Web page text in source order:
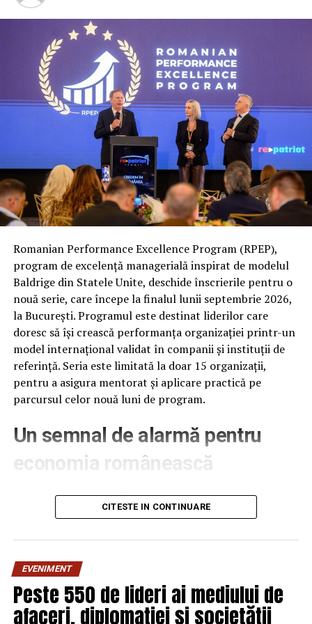
care nu au obţinut rezultatul la care s-au angajat.
ARTICOLE PE ACEIASI TEMA:
URMATORUL
A fost anunţată ora de start a meciului lui Halep din
sferturile de finală
NU RATATI
Congresul PSD pentru alegerea candidatului la
prezidenţiale va avea loc pe 3 august
Romanian Performance Excellence Program (RPEP),
program de excelență managerială inspirat de modelul
Baldrige din Statele Unite, deschide înscrierile pentru o
nouă serie, care începe la finalul lunii septembrie 2026,
la București. Programul este destinat liderilor care
doresc să își crească performanța organizației printr-un
model internațional validat în companii și instituții de
referință. Seria este limitată la doar 15 organizații,
pentru a asigura mentorat și aplicare practică pe
parcursul celor nouă luni de program.
Un semnal de alarmă pentru
economia românească
Clasamentul anual publicat de Institute for
Management Development (IMD), la 18 iunie 2026,
analizate, cu 12 poziții mai jos decât în anul anterior –
cea mai abruptă cădere din ultimii patru ani. România se
află acum în urma Poloniei (locul 41), Ungariei (51) și
Bulgariei (56), fiind urmată îndeaproape doar de Mexic și
Slovacia.
CITESTE IN CONTINUARE
EVENIMENT
Peste 550 de lideri ai mediului de
afaceri, diplomației și societății